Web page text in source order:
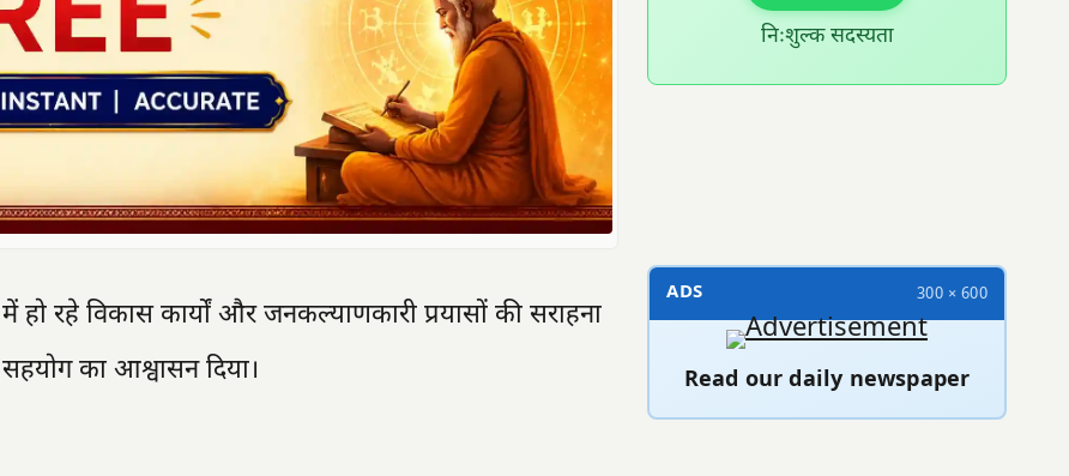
हो रहे विकास कार्यों और जनकल्याणकारी प्रयासों की सराहना
का आश्वासन दिया।
निःशुल्क सदस्यता
ADS 300 × 600
Read our daily newspaper